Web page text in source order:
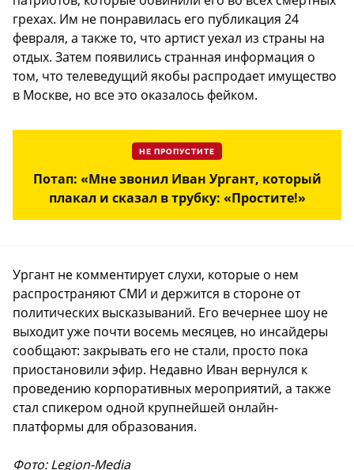
грехах. Им не понравилась его публикация 24
февраля, а также то, что артист уехал из страны на
отдых. Затем появились странная информация о
том, что телеведущий якобы распродает имущество
в Москве, но все это оказалось фейком.
НЕ ПРОПУСТИТЕ
Потап: «Мне звонил Иван Ургант, который
плакал и сказал в трубку: «Простите!»
Ургант не комментирует слухи, которые о нем
распространяют СМИ и держится в стороне от
политических высказываний. Его вечернее шоу не
выходит уже почти восемь месяцев, но инсайдеры
сообщают: закрывать его не стали, просто пока
приостановили эфир. Недавно Иван вернулся к
проведению корпоративных мероприятий, а также
стал спикером одной крупнейшей онлайн-
платформы для образования.
Фото: Legion-Media